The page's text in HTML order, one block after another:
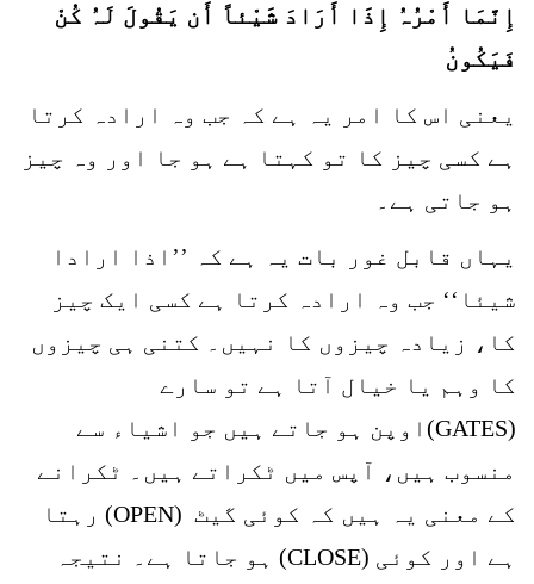
إِنَّمَا أَمْرُہُ إِذَا أَرَادَ شَیْئاً أَن یَقُولَ لَہُ کُنْ
فَیَکُونُ
یعنی اس کا امر یہ ہے کہ جب وہ ارادہ کرتا
ہے کسی چیز کا تو کہتا ہے ہو جا اور وہ چیز
ہو جاتی ہے۔
یہاں قابل غور بات یہ ہے کہ ’’اذا ارادا
شیئا‘‘ جب وہ ارادہ کرتا ہے کسی ایک چیز
کا، زیادہ چیزوں کا نہیں۔ کتنی ہی چیزوں
کا وہم یا خیال آتا ہے تو سارے
(GATES)اوپن ہو جاتے ہیں جو اشیاء سے
منسوب ہیں، آپس میں ٹکراتے ہیں۔ ٹکرانے
کے معنی یہ ہیں کہ کوئی گیٹ (OPEN) رہتا
ہے اور کوئی (CLOSE) ہو جاتا ہے۔ نتیجہ